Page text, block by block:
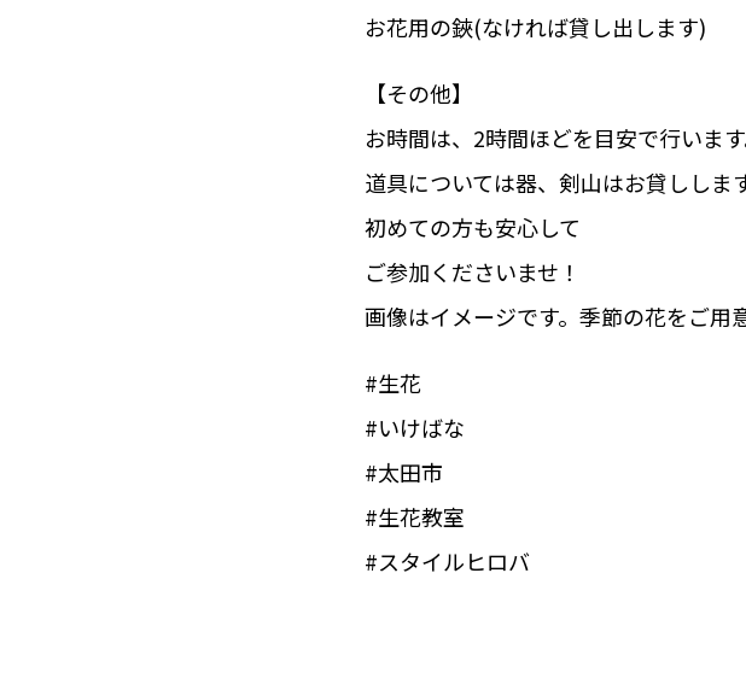
お花用の鋏(なければ貸し出します)
【その他】
お時間は、2時間ほどを目安で行います
道具については器、剣山はお貸しします
初めての方も安心して
ご参加くださいませ！
画像はイメージです。季節の花をご用
#生花
#いけばな
#太田市
#生花教室
#スタイルヒロバ